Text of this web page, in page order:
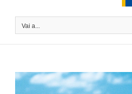
Vai a...